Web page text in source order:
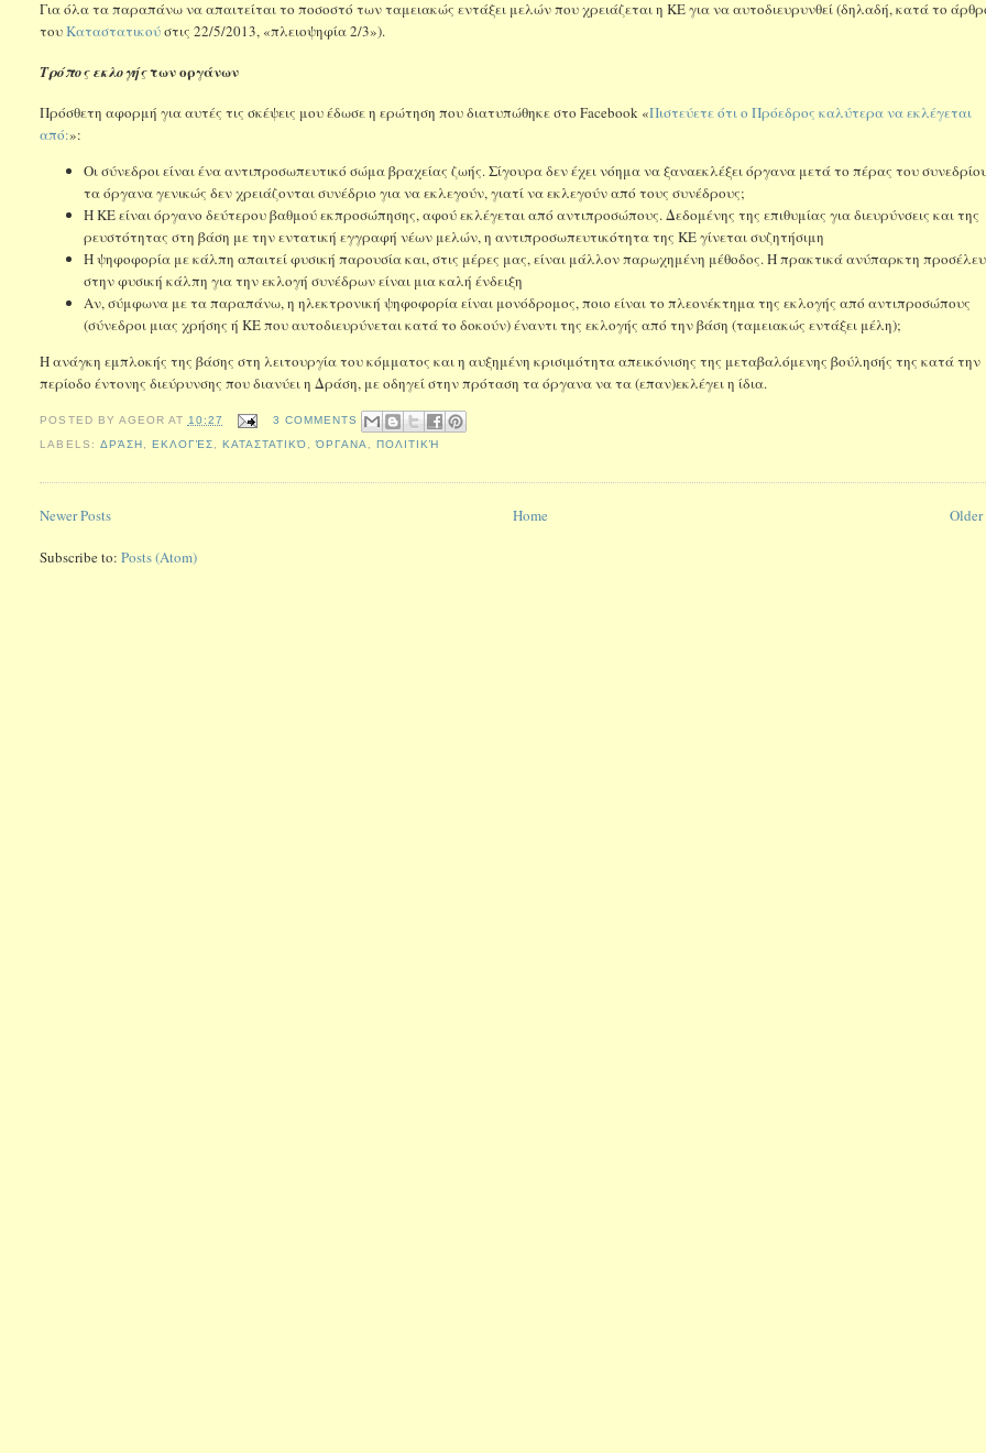
Για όλα τα παραπάνω να απαιτείται το ποσοστό των ταμειακώς εντάξει μελών που χρειάζεται η ΚΕ για να αυτοδιευρυνθεί (δηλαδή, κατά το
τουΚαταστατικούστις 22/5/2013, «πλειοψηφία 2/3»).
Τρόπος εκλογήςτων οργάνων
Πρόσθετη αφορμή για αυτές τις σκέψεις μου έδωσε η ερώτηση που διατυπώθηκε στο Facebook «Πιστεύετε ότι ο Πρόεδρος καλύτερα να εκλέγεται
από:»:
Οι σύνεδροι είναι ένα αντιπροσωπευτικό σώμα βραχείας ζωής. Σίγουρα δεν έχει νόημα να ξαναεκλέξει όργανα μετά το πέρας του
τα όργανα γενικώς δεν χρειάζονται συνέδριο για να εκλεγούν, γιατί να εκλεγούν από τους συνέδρους;
Η ΚΕ είναι όργανο δεύτερου βαθμού εκπροσώπησης, αφού εκλέγεται από αντιπροσώπους. Δεδομένης της επιθυμίας για διευρύνσεις και της
ρευστότητας στη βάση με την εντατική εγγραφή νέων μελών, η αντιπροσωπευτικότητα της ΚΕ γίνεται συζητήσιμη
Η ψηφοφορία με κάλπη απαιτεί φυσική παρουσία και, στις μέρες μας, είναι μάλλον παρωχημένη μέθοδος. Η πρακτικά ανύπαρκτη
στην φυσική κάλπη για την εκλογή συνέδρων είναι μια καλή ένδειξη
Αν, σύμφωνα με τα παραπάνω, η ηλεκτρονική ψηφοφορία είναι μονόδρομος, ποιο είναι το πλεονέκτημα της εκλογής από αντιπροσώπους
(σύνεδροι μιας χρήσης ή ΚΕ που αυτοδιευρύνεται κατά το δοκούν) έναντι της εκλογής από την βάση (ταμειακώς εντάξει μέλη);
Η ανάγκη εμπλοκής της βάσης στη λειτουργία του κόμματος και η αυξημένη κρισιμότητα απεικόνισης της μεταβαλόμενης βούλησής της κατά την
περίοδο έντονης διεύρυνσης που διανύει η Δράση, με οδηγεί στην πρόταση τα όργανα να τα (επαν)εκλέγει η ίδια.
POSTED BY AGEOR AT 10:27
3 COMMENTS
LABELS: ΔΡΆΣΗ ΕΚΛΟΓΈΣ ΚΑΤΑΣΤΑΤΙΚΌ ,ΌΡΓΑΝΑ ,ΠΟΛΙΤΙΚΉ
Newer Posts Older
Home
Subscribe to:Posts (Atom)